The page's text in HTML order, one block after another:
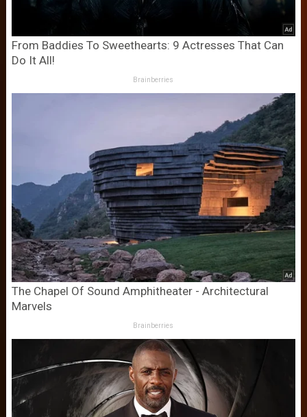
From Baddies To Sweethearts: 9 Actresses That Can
Do It All!
Brainberries
The Chapel Of Sound Amphitheater - Architectural
Marvels
Brainberries